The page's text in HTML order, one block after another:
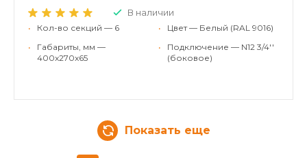
В наличии
•
Кол-во секций — 6
•
Габариты, мм —
400x270x65
•
Цвет — Белый (RAL 9016)
•
Подключение — N12 3/4''
(боковое)
Показать еще